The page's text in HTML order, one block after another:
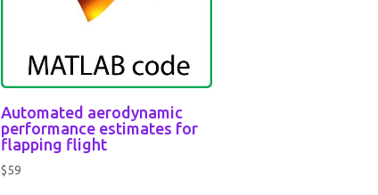
Automated aerodynamic
performance estimates for
flapping flight
$59